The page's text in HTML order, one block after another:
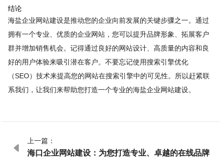
结论
海盐企业网站建设是推动您的企业向前发展的关键步骤之一。通过
拥有一个专业、优质的企业网站，您可以提升品牌形象、拓展客户
群并增加销售机会。记得通过良好的网站设计、高质量的内容和良
好的用户体验来吸引潜在客户。不要忘记使用搜索引擎优化
（SEO）技术来提高您的网站在搜索引擎中的可见性。所以赶紧联
系我们，让我们来帮助您打造一个专业的海盐企业网站建设。

上一篇：
海口企业网站建设：为您打造专业、卓越的在线品牌